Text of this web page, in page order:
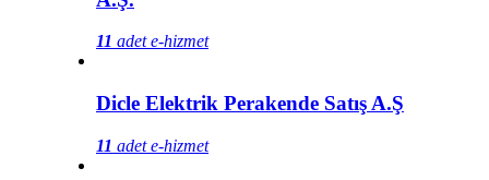
11 adet e-hizmet
Dicle Elektrik Perakende Satış A.Ş
11 adet e-hizmet